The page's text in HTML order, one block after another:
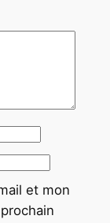
et mon